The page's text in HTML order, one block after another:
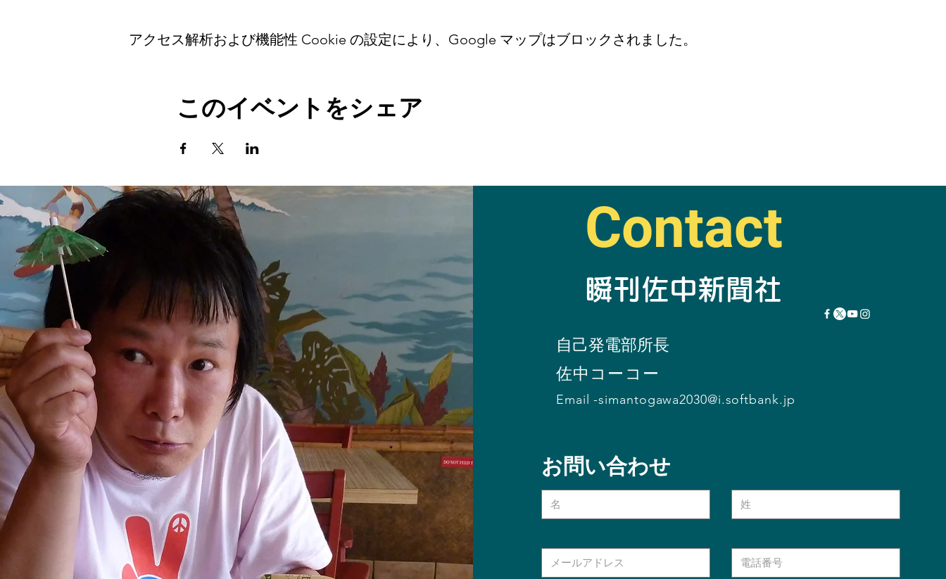
アクセス解析および機能性 Cookie の設定により、Google マップはブロックされました。
このイベントをシェア
Contact
​瞬刊佐中新聞社
自己発電部所長
​佐中コーコー
Email -simantogawa2030@i.softbank.jp
お問い合わせ